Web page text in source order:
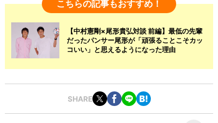
こちらの記事もおすすめ！
【中村憲剛×尾形貴弘対談 前編】最低の先輩
だったパンサー尾形が「頑張ることこそカッ
コいい」と思えるようになった理由
SHARE